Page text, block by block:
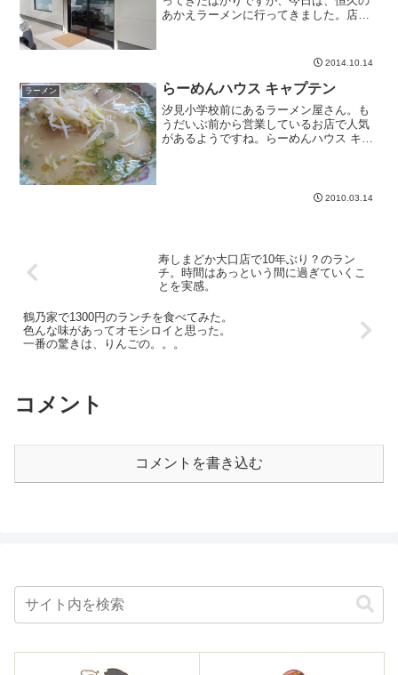
あかえラーメンに行ってきました。店内
いお子さんがいても大丈夫ですね。店内
2014.10.14
ラーメン らーめんハウス キャプテン
汐見小学校前にあるラーメン屋さん。も
うだいぶ前から営業しているお店で人気
があるようですね。らーめんハウス キャ
2010.03.14
寿しまどか大口店で10年ぶり？のラン
チ。時間はあっという間に過ぎていくこ
とを実感。
鶴乃家で1300円のランチを食べてみた。
色んな味があってオモシロイと思った。
一番の驚きは、りんごの。。。
コメント
コメントを書き込む